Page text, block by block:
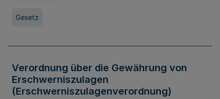
Gesetz
Verordnung über die Gewährung von
Erschwerniszulagen
(Erschwerniszulagenverordnung)